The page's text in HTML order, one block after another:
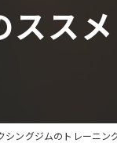
トネススメ
シングジムのトレーニン